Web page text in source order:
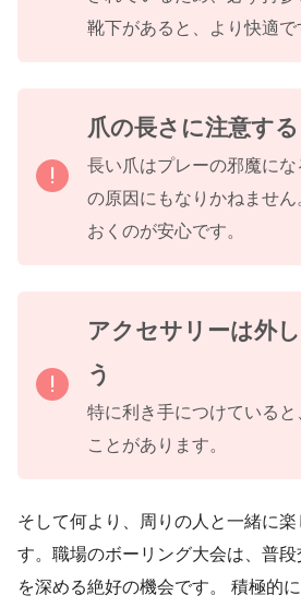
靴下があると、より快適で
爪の長さに注意す
長い爪はプレーの邪魔に
の原因にもなりかねませ
おくのが安心です。
アクセサリーは外
う
特に利き手につけている
ことがあります。
そして何より、周りの人と一緒に
す。職場のボーリング大会は、普
を深める絶好の機会です。 積極的